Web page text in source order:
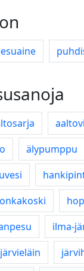
älypumppu
ilma-
järvieläin